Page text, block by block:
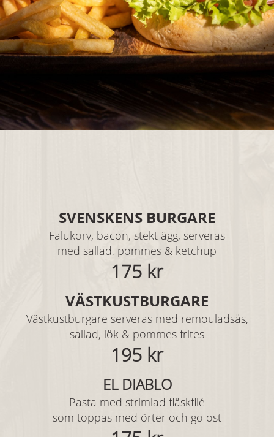
SVENSKENS BURGARE
Falukorv, bacon, stekt ägg, serveras
med sallad, pommes & ketchup
175 kr
VÄSTKUSTBURGARE
Västkustburgare serveras med remouladsås,
sallad, lök & pommes frites
195 kr
EL DIABLO
Pasta med strimlad fläskfilé
som toppas med örter och go ost